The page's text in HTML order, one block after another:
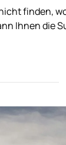
finden,
Ihnen die